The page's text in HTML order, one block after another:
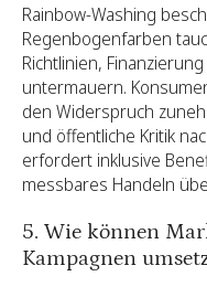
Rainbow-Washing
Regenbogenfarben
Richtlinien,
untermauern.
den Widerspruch
und öffentliche Kritik
erfordert inklusive
messbares Handeln
5. Wie können
Kampagnen